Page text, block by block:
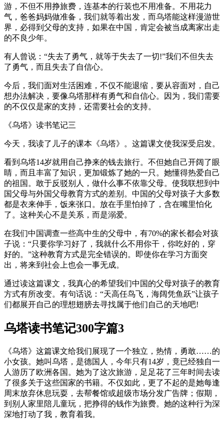
游，不但不用挣旅费，连基本的行装也不用准备。不用花力
气，爸爸妈妈做准备，我们就等着出发，而乌塔能这样漫游世
界，必得到父母的支持，如果在中国，肯定会被当成离家出走
的不良少年。
有人曾说：“失去了勇气，就等于失去了一切!”我们不但失去
了勇气，而且失去了自信心。
今后，我们面对生活困难，不仅不能退缩，要从容面对，自己
想办法解决，要像乌塔那样有勇气和自信心。因为，我们需要
的不仅仅是家的支持，还需要社会的支持。
《乌塔》读书笔记三
今天，我读了儿子的课本《乌塔》。这篇课文使我深受启发。
看到乌塔14岁就用自己挣来的钱去旅行。不但她自己开阔了眼
睛，而且丰富了知识，更加锻炼了她的一只。她懂得热爱自己
的祖国。敢于反驳别人，做什么事不依靠父母。使我联想到中
国父母与外国父母教育方式的差别。中国的父母对孩子大多数
都是衣来伸手，饭来张口。放在手里怕掉了，含在嘴里怕化
了。这种关心不是关系，而是溺爱。
在我们中国调查一些高中生的父母中，有70%的家长都会对孩
子说：“只要你学习好了，我就什么不用你干，你吃好的，穿
好的。”这种教育方式是完全错误的。即使你在学习方面突
出，将来到社会上也会一事无成。
通过读这篇课文，我真心的希望我们中国的父母对孩子的教育
方式有所改变。有句话说：“天高任鸟飞，海阔凭鱼跃”让孩子
们都展开自己的理想翅膀去寻找属于他们自己的天地吧!
乌塔读书笔记300字篇3
《乌塔》这篇课文给我们展现了一个独立，热情，勇敢……的
小女孩。她叫乌塔，是德国人，今年只有14岁，竟已经独自一
人游历了欧洲各国。她为了这次旅游，足足花了三年时间去读
了很多关于这些国家的书籍。不仅如此，更了不起的是她每逢
周末放弃休息玩耍，去帮餐馆或超级市场分发广告牌；假期，
到别人家里陪儿童玩，把挣得的钱作为旅费。她的这种行为深
深地打动了我，教育着我。